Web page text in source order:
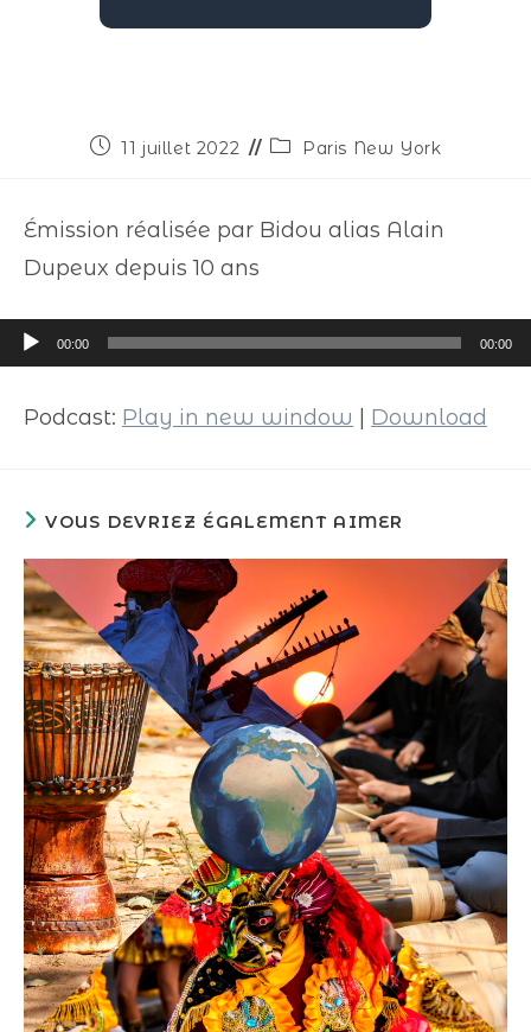
11 juillet 2022 Paris New York
Émission réalisée par Bidou alias Alain
Dupeux depuis 10 ans
Lecteur
audio
00:00 00:00
Podcast: Play in new window Download
VOUS DEVRIEZ ÉGALEMENT AIMER